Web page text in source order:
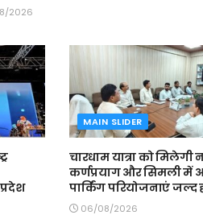
2026
MAIN SLIDER
चारधाम यात्रा को मिलेगी
कर्णप्रयाग और सिमली में
पार्किंग परियोजनाएं जल्द
06/08/2026